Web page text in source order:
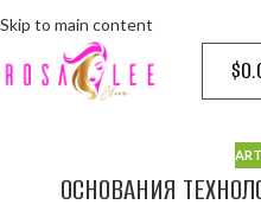
Skip to main content
$
ОСНОВАНИЯ